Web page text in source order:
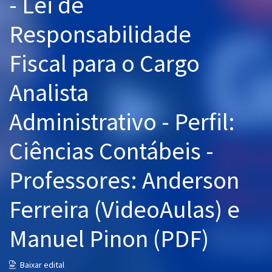
OAB
Mentorias
Questões grátis
Conteúdo gratuito
Responsabilidade
Fiscal para o Cargo
Analista
Administrativo - Perfil:
Ciências Contábeis -
Professores: Anderson
Ferreira (VideoAulas) e
Manuel Pinon (PDF)
Baixar edital